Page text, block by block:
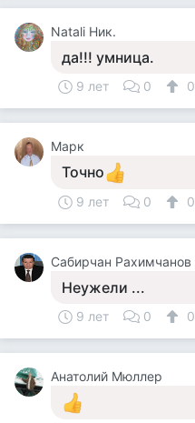
Natali Ник.
да!!! умница.
9 лет 0 0
Марк
Точно
9 лет 0 0
Сабирчан Рахимчанов
Неужели ...
9 лет 0 0
Анатолий Мюллер